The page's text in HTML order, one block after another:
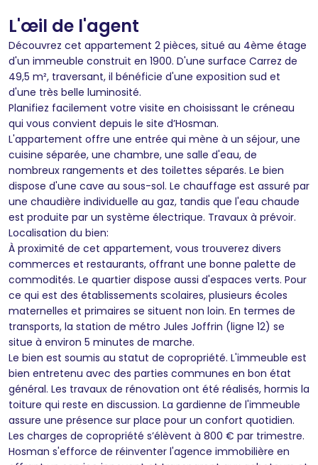
L'œil de l'agent
Découvrez cet appartement 2 pièces, situé au 4ème étage
d'un immeuble construit en 1900. D'une surface Carrez de
49,5 m², traversant, il bénéficie d'une exposition sud et
d'une très belle luminosité.
Planifiez facilement votre visite en choisissant le créneau
qui vous convient depuis le site d’Hosman.
L'appartement offre une entrée qui mène à un séjour, une
cuisine séparée, une chambre, une salle d'eau, de
nombreux rangements et des toilettes séparés. Le bien
dispose d'une cave au sous-sol. Le chauffage est assuré par
une chaudière individuelle au gaz, tandis que l'eau chaude
est produite par un système électrique. Travaux à prévoir.
Localisation du bien:
À proximité de cet appartement, vous trouverez divers
commerces et restaurants, offrant une bonne palette de
commodités. Le quartier dispose aussi d'espaces verts. Pour
ce qui est des établissements scolaires, plusieurs écoles
maternelles et primaires se situent non loin. En termes de
transports, la station de métro Jules Joffrin (ligne 12) se
situe à environ 5 minutes de marche.
Le bien est soumis au statut de copropriété. L'immeuble est
bien entretenu avec des parties communes en bon état
général. Les travaux de rénovation ont été réalisés, hormis la
toiture qui reste en discussion. La gardienne de l'immeuble
assure une présence sur place pour un confort quotidien.
Les charges de copropriété s’élèvent à 800 € par trimestre.
Hosman s'efforce de réinventer l'agence immobilière en